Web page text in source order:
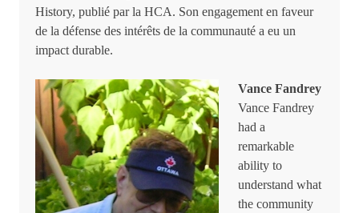
History, publié par la HCA. Son engagement en faveur
de la défense des intérêts de la communauté a eu un
impact durable.
Vance Fandrey
Vance Fandrey
had a
remarkable
ability to
understand what
the community